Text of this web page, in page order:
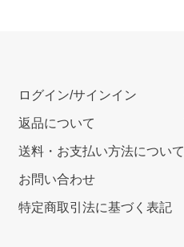
ログイン/サインイン
返品について
送料・お支払い方法について
お問い合わせ
特定商取引法に基づく表記